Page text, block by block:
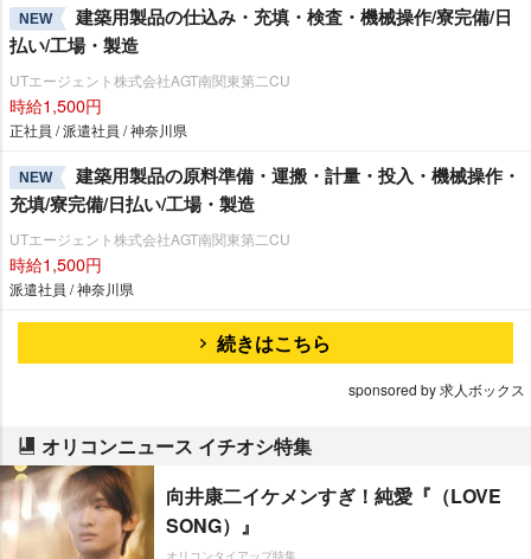
NEW
建築用製品の仕込み・充填・検査・機械操作/寮完備/日
払い/工場・製造
UTエージェント株式会社AGT南関東第二CU
時給1,500円
正社員 / 派遣社員 / 神奈川県
NEW
建築用製品の原料準備・運搬・計量・投入・機械操作・
充填/寮完備/日払い/工場・製造
UTエージェント株式会社AGT南関東第二CU
時給1,500円
派遣社員 / 神奈川県
続きはこちら
sponsored by 求人ボックス
オリコンニュース イチオシ特集
向井康二イケメンすぎ！純愛『（LOVE
SONG）』
オリコンタイアップ特集